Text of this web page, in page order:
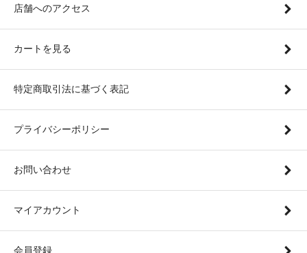
店舗へのアクセス
カートを見る
特定商取引法に基づく表記
プライバシーポリシー
お問い合わせ
マイアカウント
会員登録